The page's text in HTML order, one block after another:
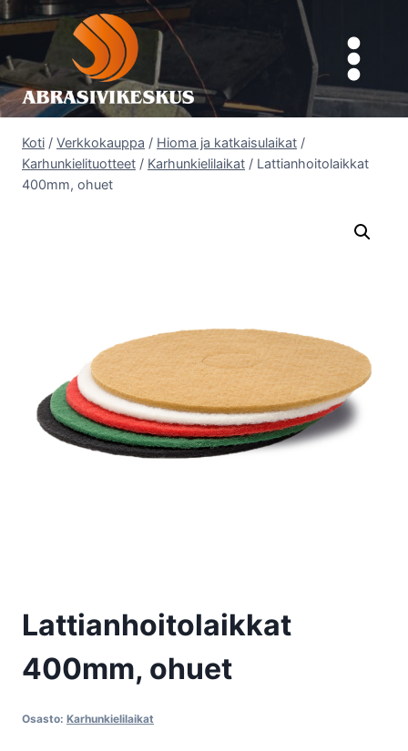
Siirry
sisältöön
Koti / Verkkokauppa / Hioma ja katkaisulaikat /
Karhunkielituotteet / Karhunkielilaikat / Lattianhoitolaikkat
400mm, ohuet
Lattianhoitolaikkat
400mm, ohuet
Osasto: Karhunkielilaikat